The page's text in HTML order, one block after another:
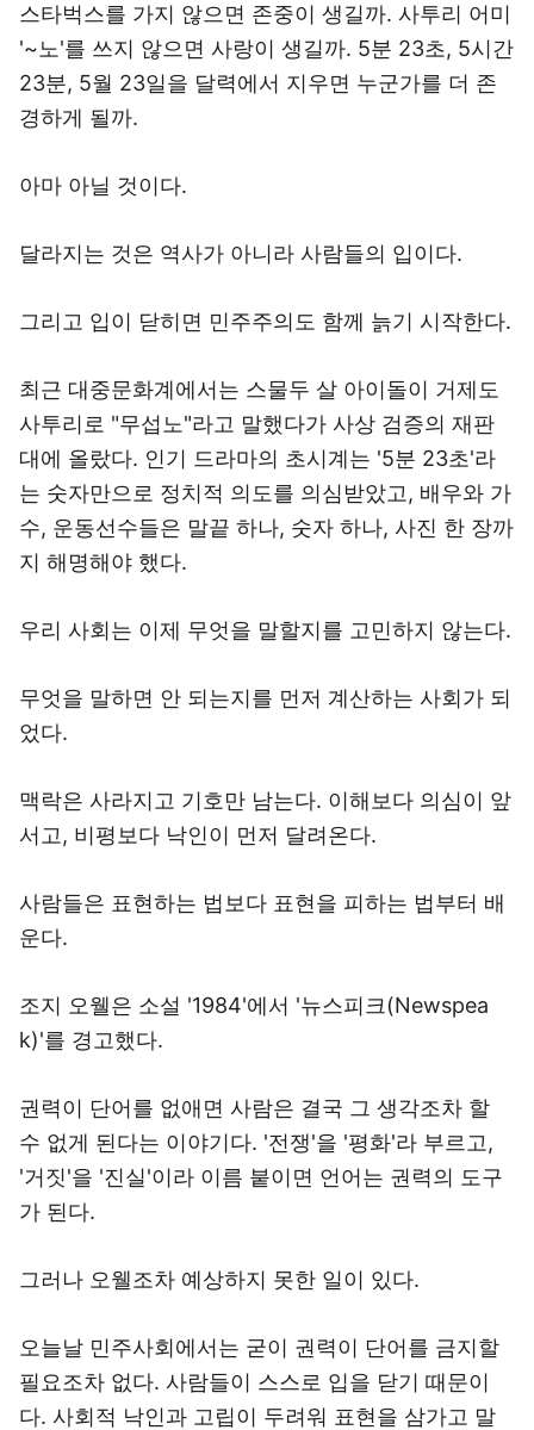
스타벅스를 가지 않으면 존중이 생길까. 사투리 어미
'~노'를 쓰지 않으면 사랑이 생길까. 5분 23초, 5시간
23분, 5월 23일을 달력에서 지우면 누군가를 더 존
경하게 될까.
아마 아닐 것이다.
달라지는 것은 역사가 아니라 사람들의 입이다.
그리고 입이 닫히면 민주주의도 함께 늙기 시작한다.
최근 대중문화계에서는 스물두 살 아이돌이 거제도
사투리로 "무섭노"라고 말했다가 사상 검증의 재판
대에 올랐다. 인기 드라마의 초시계는 '5분 23초'라
는 숫자만으로 정치적 의도를 의심받았고, 배우와 가
수, 운동선수들은 말끝 하나, 숫자 하나, 사진 한 장까
지 해명해야 했다.
우리 사회는 이제 무엇을 말할지를 고민하지 않는다.
무엇을 말하면 안 되는지를 먼저 계산하는 사회가 되
었다.
맥락은 사라지고 기호만 남는다. 이해보다 의심이 앞
서고, 비평보다 낙인이 먼저 달려온다.
사람들은 표현하는 법보다 표현을 피하는 법부터 배
운다.
조지 오웰은 소설 '1984'에서 '뉴스피크(Newspea
k)'를 경고했다.
권력이 단어를 없애면 사람은 결국 그 생각조차 할
수 없게 된다는 이야기다. '전쟁'을 '평화'라 부르고,
'거짓'을 '진실'이라 이름 붙이면 언어는 권력의 도구
가 된다.
그러나 오웰조차 예상하지 못한 일이 있다.
오늘날 민주사회에서는 굳이 권력이 단어를 금지할
필요조차 없다. 사람들이 스스로 입을 닫기 때문이
다. 사회적 낙인과 고립이 두려워 표현을 삼가고 말